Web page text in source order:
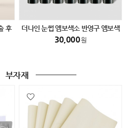
후
더나인 눈썹 엠보색소 반영구 엠보색
소
30,000원
부자재